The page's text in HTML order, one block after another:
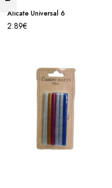
Alicate Universal 6
2.89€